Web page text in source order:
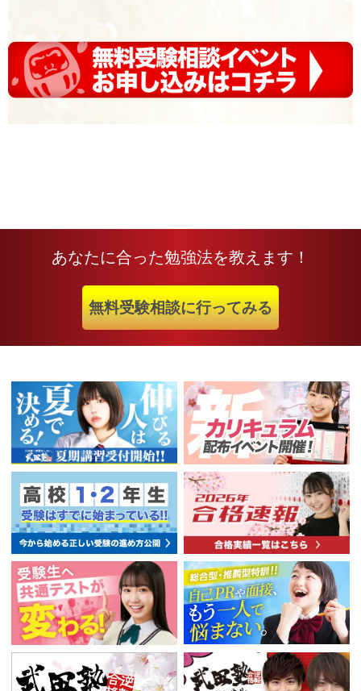
あなたに合った勉強法を教えます！
無料受験相談に行ってみる